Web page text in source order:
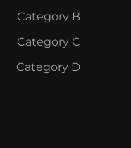
Category B
Category C
Category D